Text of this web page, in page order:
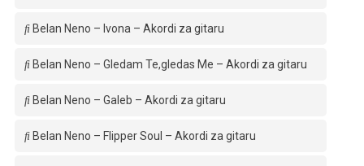
Belan Neno – Ivona – Akordi za gitaru
Belan Neno – Gledam Te,gledas Me – Akordi za gitaru
Belan Neno – Galeb – Akordi za gitaru
Belan Neno – Flipper Soul – Akordi za gitaru